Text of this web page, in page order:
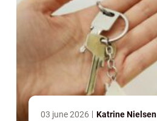
03 june 2026 Katrine Nielsen